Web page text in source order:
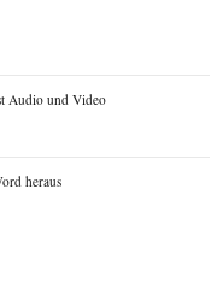
Audio und Video
heraus